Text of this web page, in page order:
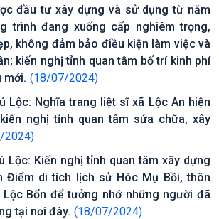
đầu tư xây dựng và sử dụng từ năm
trình đang xuống cấp nghiêm trọng,
không đảm bảo điều kiện làm việc và
kiến nghị tỉnh quan tâm bố trí kinh phí
mới. (18/07/2024)
Lộc: Nghĩa trang liệt sĩ xã Lộc An hiện
nghị tỉnh quan tâm sửa chữa, xây
2024)
Lộc: Kiến nghị tỉnh quan tâm xây dựng
Điểm di tích lịch sử Hóc Mụ Bồi, thôn
Lộc Bổn để tưởng nhớ những người đã
tại nơi đây. (18/07/2024)